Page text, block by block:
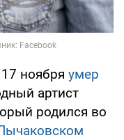
17 ноября умер
артист
родился во